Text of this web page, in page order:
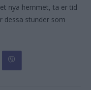
nya hemmet, ta er tid
dessa stunder som